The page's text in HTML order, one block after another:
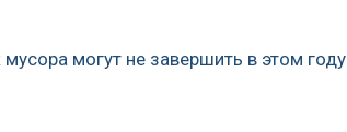
могут не завершить в этом году